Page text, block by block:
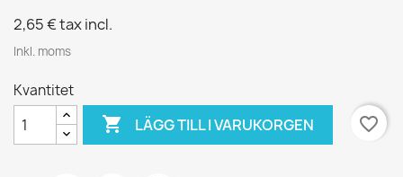
2,65 €tax incl.
Inkl. moms
Kvantitet
 LÄGG TILL I VARUKORGEN favorite_border